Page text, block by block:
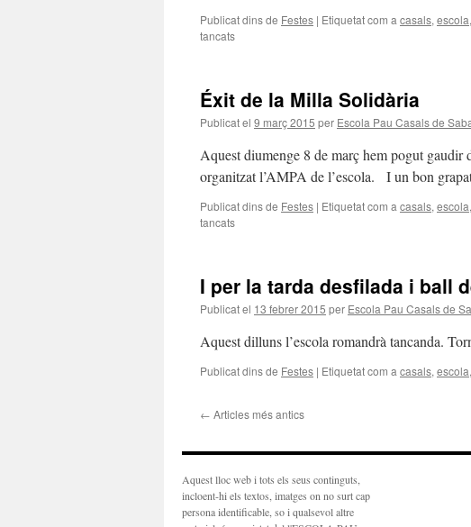
Publicat dins de Festes | Etiquetat com a casals, escola,
tancats
concert
de
violoncels
Éxit de la Milla Solidària
Publicat el 9 març 2015 per Escola Pau Casals de
Aquest diumenge 8 de març hem pogut gaudir
organitzat l’AMPA de l’escola. I un bon
Publicat dins de Festes | Etiquetat com a casals, escola,
tancats
Milla
Solidària
I per la tarda desfilada i ball
Publicat el 13 febrer 2015 per Escola Pau Casals de
Aquest dilluns l’escola romandrà tancanda.
Publicat dins de Festes | Etiquetat com a casals, escola,
← Articles més antics
Aquest lloc web i tots els seus continguts,
incloent-hi els textos, imatges on no surt cap
persona identificable, so i qualsevol altre